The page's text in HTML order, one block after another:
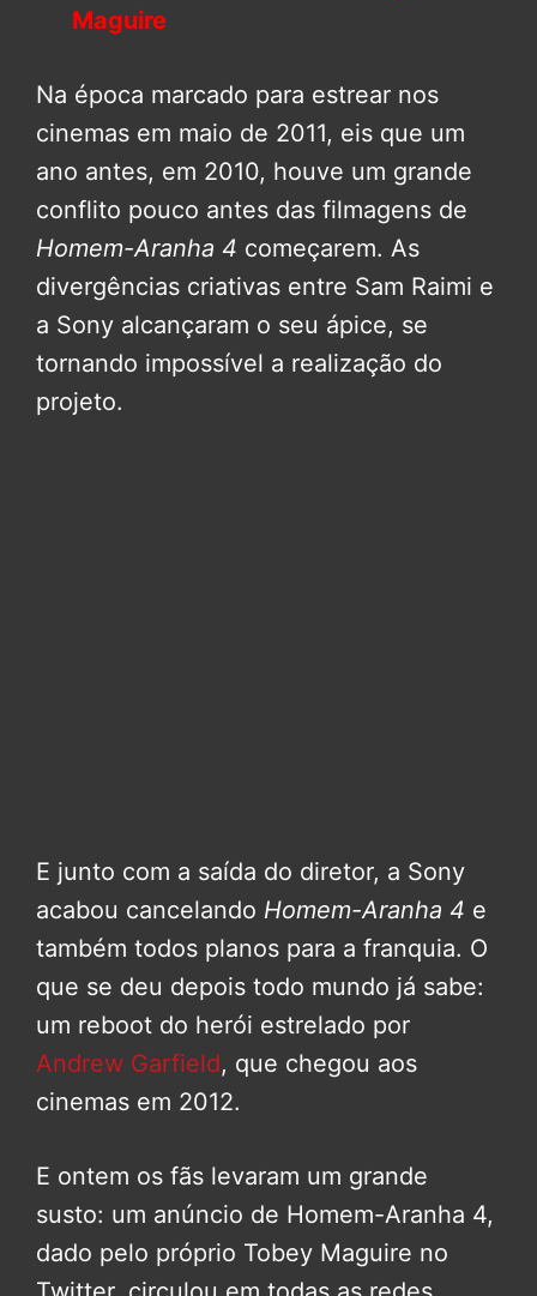
Maguire
Na época marcado para estrear nos
cinemas em maio de 2011, eis que um
ano antes, em 2010, houve um grande
conflito pouco antes das filmagens de
Homem-Aranha 4 começarem. As
divergências criativas entre Sam Raimi e
a Sony alcançaram o seu ápice, se
tornando impossível a realização do
projeto.
E junto com a saída do diretor, a Sony
acabou cancelando Homem-Aranha 4 e
também todos planos para a franquia. O
que se deu depois todo mundo já sabe:
um reboot do herói estrelado por
Andrew Garfield, que chegou aos
cinemas em 2012.
E ontem os fãs levaram um grande
susto: um anúncio de Homem-Aranha 4,
dado pelo próprio Tobey Maguire no